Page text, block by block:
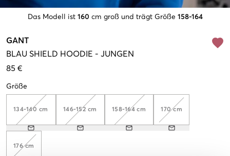
Das Modell ist 160 cm groß und trägt Größe 158-164
GANT
BLAU SHIELD HOODIE - JUNGEN
85 €
Größe
134-140 cm 146-152 cm 158-164 cm 170 cm
176 cm